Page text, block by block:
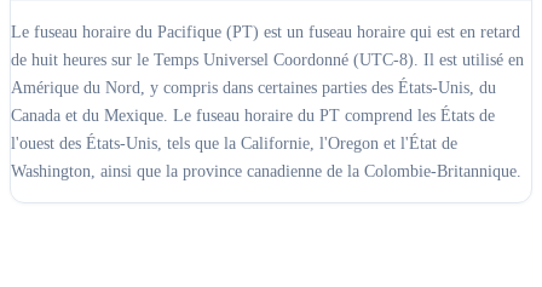
Le fuseau horaire du Pacifique (PT) est un fuseau horaire qui est en retard
de huit heures sur le Temps Universel Coordonné (UTC-8). Il est utilisé en
Amérique du Nord, y compris dans certaines parties des États-Unis, du
Canada et du Mexique. Le fuseau horaire du PT comprend les États de
l'ouest des États-Unis, tels que la Californie, l'Oregon et l'État de
Washington, ainsi que la province canadienne de la Colombie-Britannique.